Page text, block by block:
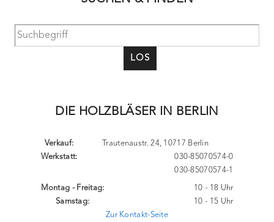
LOS
DIE HOLZBLÄSER IN BERLIN
Trautenaustr. 24, 10717 Berlin
Verkauf:
Werkstatt:
030-85070574-0
030-85070574-1
Montag - Freitag:
Samstag:
10 - 18 Uhr
10 - 15 Uhr
Zur Kontakt-Seite